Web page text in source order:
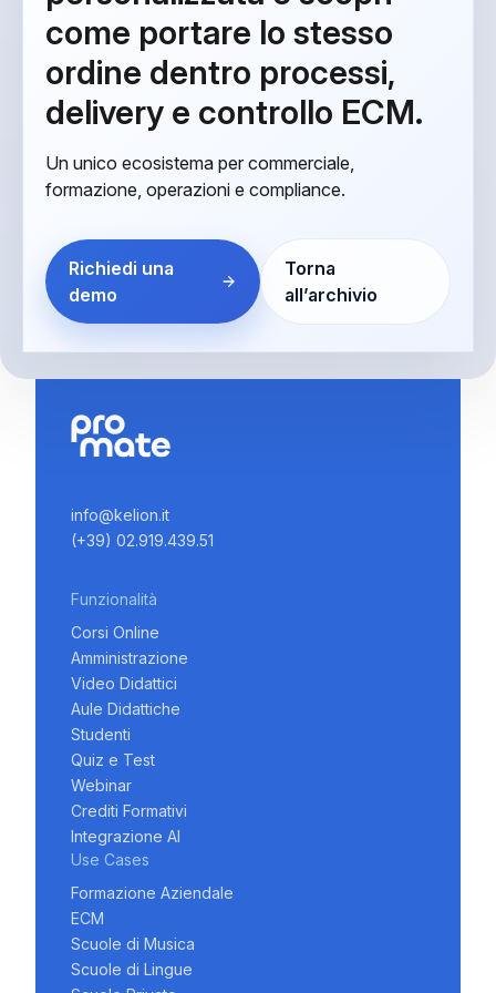
come portare lo stesso
ordine dentro processi,
delivery e controllo ECM.
Un unico ecosistema per commerciale,
formazione, operazioni e compliance.
Richiedi una
demo
Torna
all’archivio
info@kelion.it
(+39) 02.919.439.51
Funzionalità
Corsi Online
Amministrazione
Video Didattici
Aule Didattiche
Studenti
Quiz e Test
Webinar
Crediti Formativi
Integrazione AI
Use Cases
Formazione Aziendale
ECM
Scuole di Musica
Scuole di Lingue